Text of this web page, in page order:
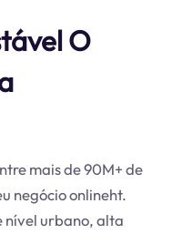
O
mais de 90M+ de
negócio onlineht.
nível urbano, alta